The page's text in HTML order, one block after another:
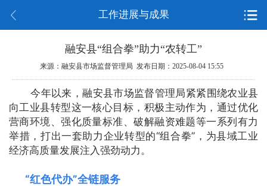
工作进展与成果
融安县“组合拳”助力“农转工”
来源：融安县市场监督管理局 发布日期：2025-08-04 15:55
今年以来，融安县市场监督管理局紧紧围绕农业县
向工业县转型这一核心目标，积极主动作为，通过优化
营商环境、强化质量标准、破解融资难题等一系列有力
举措，打出一套助力企业转型的“组合拳”，为县域工业
经济高质量发展注入强劲动力。
“红色代办”全链服务